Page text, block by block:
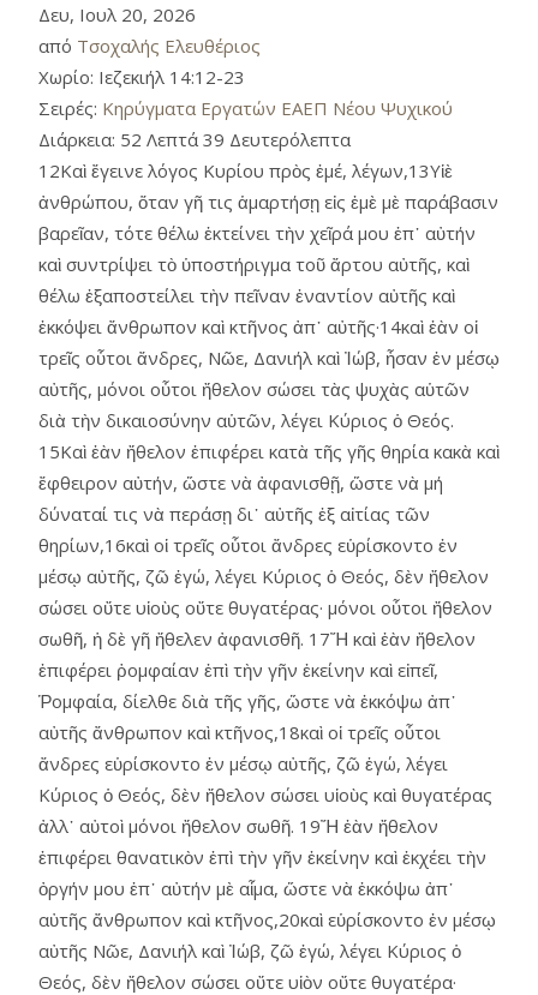
Δευ, Ιουλ 20, 2026
από Τσοχαλής Ελευθέριος
Χωρίο: Ιεζεκιήλ 14:12-23
Σειρές: Κηρύγματα Εργατών ΕΑΕΠ Νέου Ψυχικού
Διάρκεια: 52 Λεπτά 39 Δευτερόλεπτα
12Καὶ ἔγεινε λόγος Κυρίου πρὸς ἐμέ, λέγων,13Υἱὲ
ἀνθρώπου, ὅταν γῆ τις ἁμαρτήσῃ εἰς ἐμὲ μὲ παράβασιν
βαρεῖαν, τότε θέλω ἐκτείνει τὴν χεῖρά μου ἐπ᾿ αὐτήν
καὶ συντρίψει τὸ ὑποστήριγμα τοῦ ἄρτου αὐτῆς, καὶ
θέλω ἐξαποστείλει τὴν πεῖναν ἐναντίον αὐτῆς καὶ
ἐκκόψει ἄνθρωπον καὶ κτῆνος ἀπ᾿ αὐτῆς·14καὶ ἐὰν οἱ
τρεῖς οὗτοι ἄνδρες, Νῶε, Δανιήλ καὶ Ἰώβ, ἦσαν ἐν μέσῳ
αὐτῆς, μόνοι οὗτοι ἤθελον σώσει τὰς ψυχὰς αὑτῶν
διὰ τὴν δικαιοσύνην αὑτῶν, λέγει Κύριος ὁ Θεός.
15Καὶ ἐὰν ἤθελον ἐπιφέρει κατὰ τῆς γῆς θηρία κακὰ καὶ
ἔφθειρον αὐτήν, ὥστε νὰ ἀφανισθῇ, ὥστε νὰ μή
δύναταί τις νὰ περάσῃ δι᾿ αὐτῆς ἐξ αἰτίας τῶν
θηρίων,16καὶ οἱ τρεῖς οὗτοι ἄνδρες εὑρίσκοντο ἐν
μέσῳ αὐτῆς, ζῶ ἐγώ, λέγει Κύριος ὁ Θεός, δὲν ἤθελον
σώσει οὔτε υἱοὺς οὔτε θυγατέρας· μόνοι οὗτοι ἤθελον
σωθῆ, ἡ δὲ γῆ ἤθελεν ἀφανισθῆ. 17Ἤ καὶ ἐὰν ἤθελον
ἐπιφέρει ῥομφαίαν ἐπὶ τὴν γῆν ἐκείνην καὶ εἰπεῖ,
Ῥομφαία, δίελθε διὰ τῆς γῆς, ὥστε νὰ ἐκκόψω ἀπ᾿
αὐτῆς ἄνθρωπον καὶ κτῆνος,18καὶ οἱ τρεῖς οὗτοι
ἄνδρες εὑρίσκοντο ἐν μέσῳ αὐτῆς, ζῶ ἐγώ, λέγει
Κύριος ὁ Θεός, δὲν ἤθελον σώσει υἱοὺς καὶ θυγατέρας
ἀλλ᾿ αὐτοὶ μόνοι ἤθελον σωθῆ. 19Ἤ ἐὰν ἤθελον
ἐπιφέρει θανατικὸν ἐπὶ τὴν γῆν ἐκείνην καὶ ἐκχέει τὴν
ὀργήν μου ἐπ᾿ αὐτήν μὲ αἷμα, ὥστε νὰ ἐκκόψω ἀπ᾿
αὐτῆς ἄνθρωπον καὶ κτῆνος,20καὶ εὑρίσκοντο ἐν μέσῳ
αὐτῆς Νῶε, Δανιήλ καὶ Ἰώβ, ζῶ ἐγώ, λέγει Κύριος ὁ
Θεός, δὲν ἤθελον σώσει οὔτε υἱὸν οὔτε θυγατέρα·